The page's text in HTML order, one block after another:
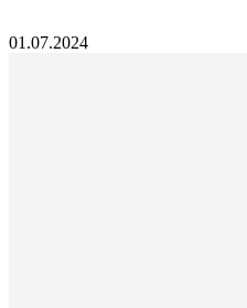
01.07.2024